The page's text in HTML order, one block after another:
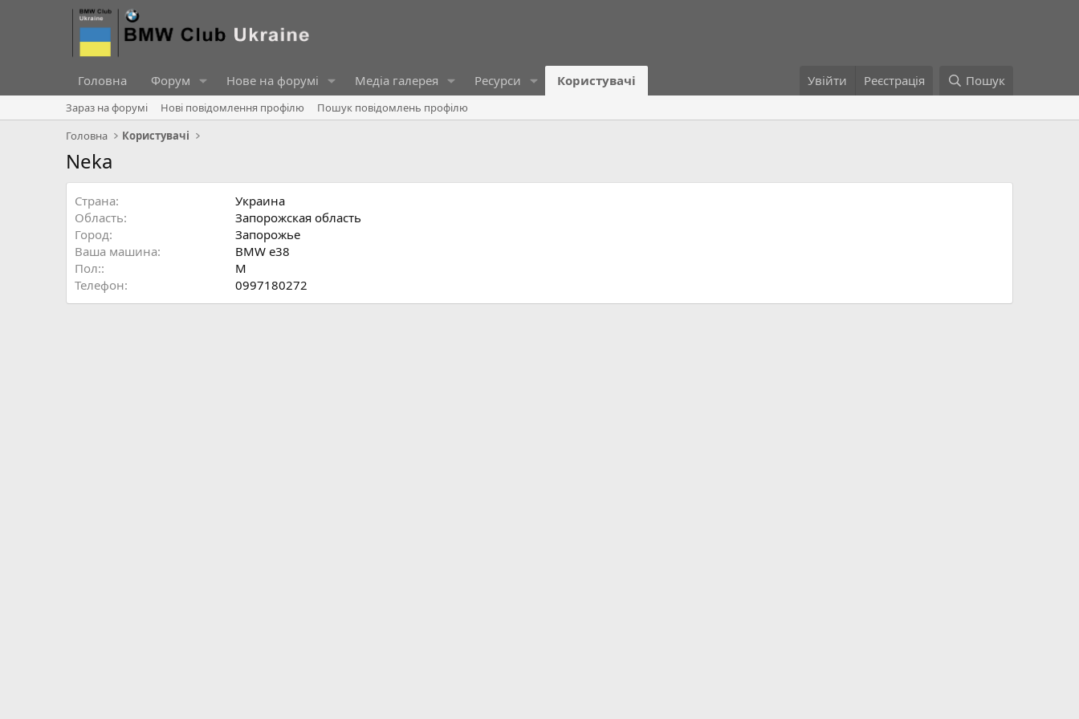
Головна Форум Нове на форумі Медіа галерея Ресурси Користувачі Увійти Реєстрація Пошук
Зараз на форумі Нові повідомлення профілю
Пошук повідомлень профілю
Головна
Користувачі
Neka
Страна
Украина
Область
Запорожская область
Город
Запорожье
Ваша машина
BMW e38
Пол:
М
Телефон
0997180272